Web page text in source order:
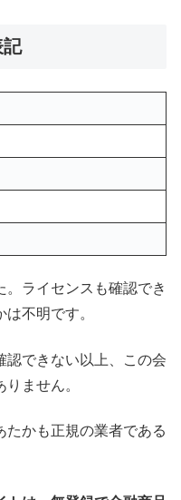
記
ライセンスも確認でき
不明です。
認できない以上、この会
ません。
たかも正規の業者である